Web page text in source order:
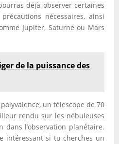
déjà observer certaines
nécessaires, ainsi
Jupiter, Saturne ou Mars
de la puissance des
un télescope de 70
rendu sur les nébuleuses
dans l’observation planétaire.
intéressant si tu cherches un